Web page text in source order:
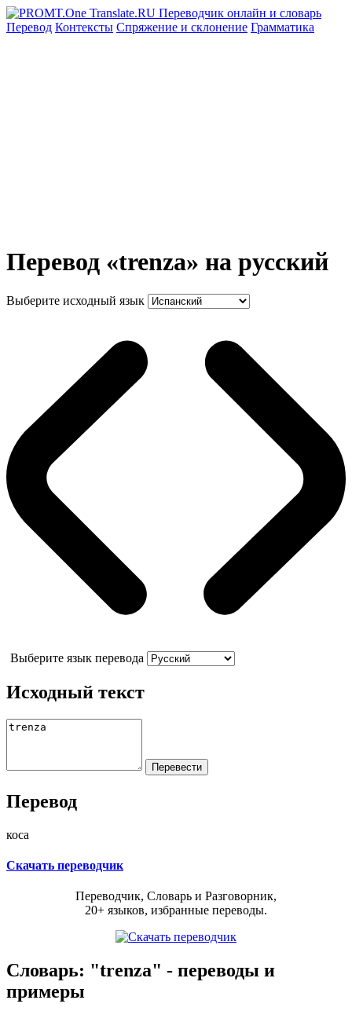
Перевод Контексты Спряжение и склонение Грамматика
Перевод «trenza» на русский
Выберите исходный язык
Выберите язык перевода
Исходный текст
Перевод
коса
Скачать переводчик
Переводчик, Словарь и Разговорник,
20+ языков, избранные переводы.
Словарь: "trenza" - переводы и
примеры